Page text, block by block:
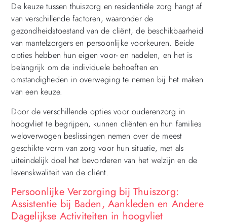
De keuze tussen thuiszorg en residentiële zorg hangt af
van verschillende factoren, waaronder de
gezondheidstoestand van de cliënt, de beschikbaarheid
van mantelzorgers en persoonlijke voorkeuren. Beide
opties hebben hun eigen voor- en nadelen, en het is
belangrijk om de individuele behoeften en
omstandigheden in overweging te nemen bij het maken
van een keuze.
Door de verschillende opties voor ouderenzorg in
hoogvliet te begrijpen, kunnen cliënten en hun families
weloverwogen beslissingen nemen over de meest
geschikte vorm van zorg voor hun situatie, met als
uiteindelijk doel het bevorderen van het welzijn en de
levenskwaliteit van de cliënt.
Persoonlijke Verzorging bij Thuiszorg:
Assistentie bij Baden, Aankleden en Andere
Dagelijkse Activiteiten in hoogvliet